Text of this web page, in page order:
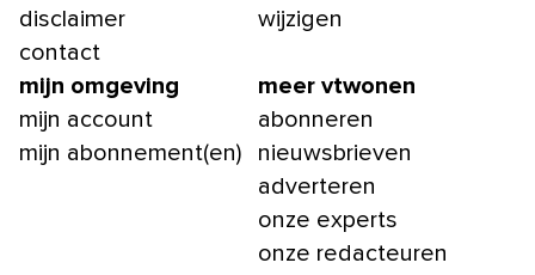
disclaimer
contact
wijzigen
mijn omgeving
mijn account
mijn abonnement(en)
meer vtwonen
abonneren
nieuwsbrieven
adverteren
onze experts
onze redacteuren